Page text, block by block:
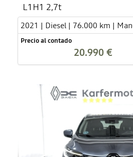
L1H1 2,7t
2021 | Diesel | 76.000 km |
Precio al contado
20.990 €